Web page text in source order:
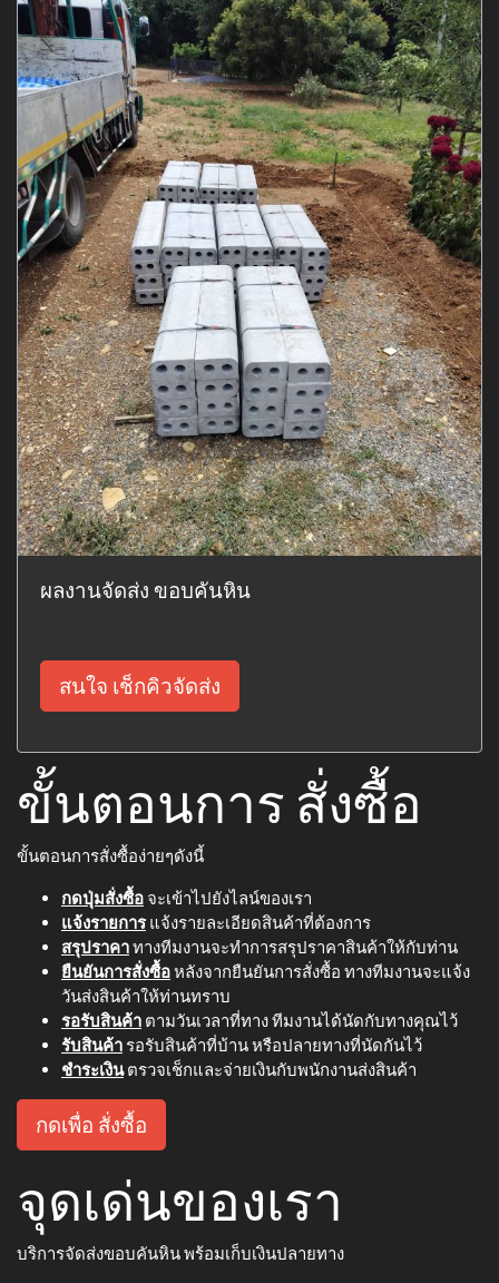
ผลงานจัดส่ง ขอบคันหิน
สนใจ เช็กคิวจัดส่ง
ขั้นตอนการ สั่งซื้อ
ขั้นตอนการสั่งซื้อง่ายๆดังนี้
กดปุ่มสั่งซื้อ จะเข้าไปยังไลน์ของเรา
แจ้งรายการแจ้งรายละเอียดสินค้าที่ต้องการ
สรุปราคาทางทีมงานจะทำการสรุปราคาสินค้าให้กับท่าน
ยืนยันการสั่งซื้อหลังจากยืนยันการสั่งซื้อ ทางทีมงานจะแจ้ง
วันส่งสินค้าให้ท่านทราบ
รอรับสินค้า ตามวันเวลาที่ทาง ทีมงานได้นัดกับทางคุณไว้
รับสินค้า รอรับสินค้าที่บ้าน หรือปลายทางที่นัดกันไว้
ชำระเงินตรวจเช็กและจ่ายเงินกับพนักงานส่งสินค้า
กดเพื่อ สั่งซื้อ
จุดเด่นของเรา
บริการจัดส่งขอบคันหิน พร้อมเก็บเงินปลายทาง